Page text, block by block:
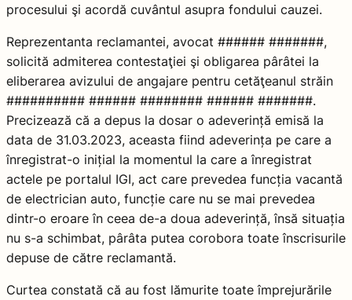
procesului şi acordă cuvântul asupra fondului cauzei.
Reprezentanta reclamantei, avocat ###### #######,
solicită admiterea contestaţiei şi obligarea pârâtei la
eliberarea avizului de angajare pentru cetăţeanul străin
########## ###### ######## ###### #######.
Precizează că a depus la dosar o adeverință emisă la
data de 31.03.2023, aceasta fiind adeverința pe care a
înregistrat-o inițial la momentul la care a înregistrat
actele pe portalul IGI, act care prevedea funcția vacantă
de electrician auto, funcție care nu se mai prevedea
dintr-o eroare în ceea de-a doua adeverință, însă situația
nu s-a schimbat, pârâta putea corobora toate înscrisurile
depuse de către reclamantă.
Curtea constată că au fost lămurite toate împrejurările